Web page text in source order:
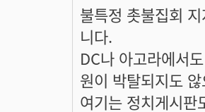
불특정 촛불집회
니다.
DC나 아고라에서
원이 박탈되지도
여기는 정치게시판